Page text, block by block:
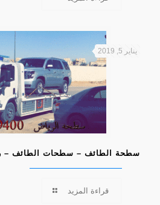
يناير 5, 2019
سطحة الطائف – سطحات الطائف –
قراءة المزيد